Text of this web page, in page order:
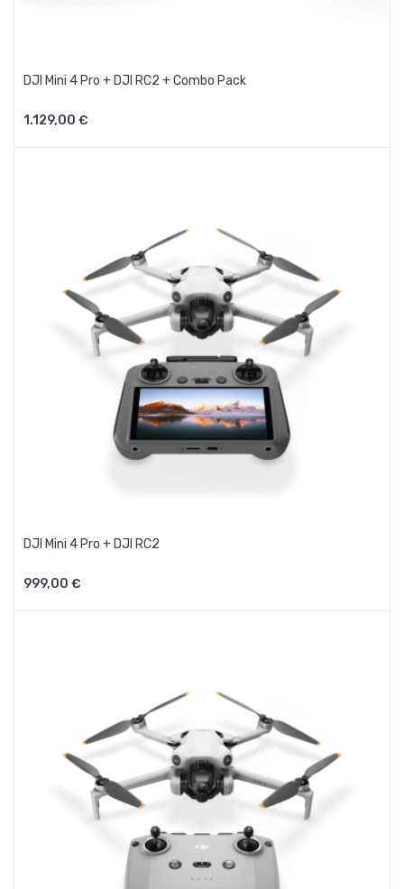
DJI Mini 4 Pro + DJI RC2 + Combo Pack
1.129,00 €Aggiungi Al Carrello
DJI Mini 4 Pro + DJI RC2
999,00 €Aggiungi Al Carrello